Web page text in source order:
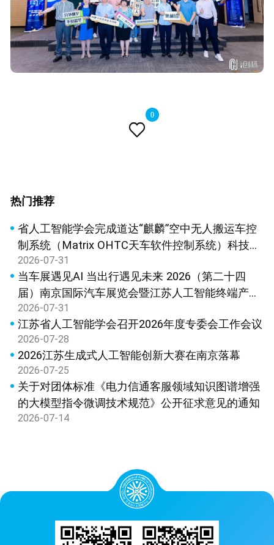

0
热门推荐
省人工智能学会完成道达“麒麟”空中无人搬运车控
制系统（Matrix OHTC天车软件控制系统）科技成
果鉴定
2026-07-31
当车展遇见AI 当出行遇见未来 2026（第二十四
届）南京国际汽车展览会暨江苏人工智能终端产品
展览会新闻发布会在宁召开
2026-07-31
江苏省人工智能学会召开2026年度专委会工作会议
2026-07-28
2026江苏生成式人工智能创新大赛在南京落幕
2026-07-25
关于对团体标准《电力信通客服领域知识图谱增强
的大模型指令微调技术规范》公开征求意见的通知
2026-07-14